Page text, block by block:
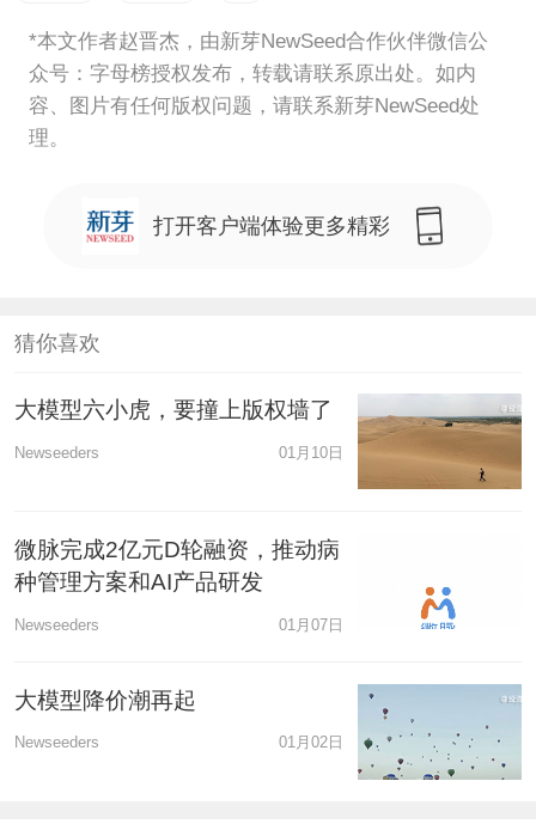
*本文作者赵晋杰，由新芽NewSeed合作伙伴微信公
众号：字母榜授权发布，转载请联系原出处。如内
容、图片有任何版权问题，请联系新芽NewSeed处
理。
打开客户端体验更多精彩
猜你喜欢
大模型六小虎，要撞上版权墙了
Newseeders 01月10日
微脉完成2亿元D轮融资，推动病
种管理方案和AI产品研发
Newseeders 01月07日
大模型降价潮再起
Newseeders 01月02日